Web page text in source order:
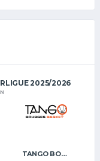
2025/2026
TANGO BOURGES BASKET